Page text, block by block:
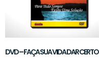
DVD – FAÇA SUA VIDA DAR CERTO